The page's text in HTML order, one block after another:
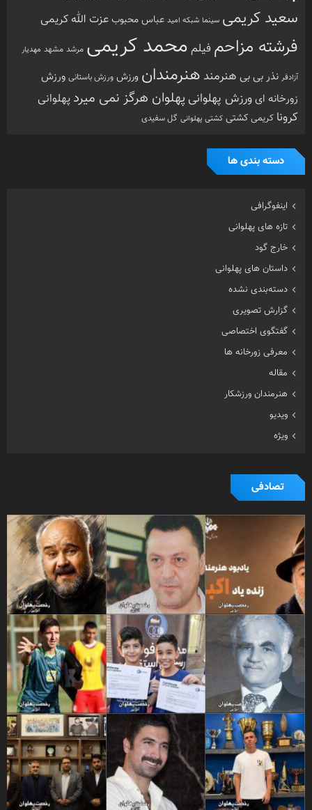
سعید کریمی سینما شبکه امید عباس محبوبعزت الله کریمی
فرشته مزاحمفیلم محمد کریمی مرشد مشهد مهدیار
آزادفر نذر بی بی هنرمند هنرمندان ورزش ورزش باستانی ورزش
زورخانه ای ورزش پهلوانی پهلوان هرگز نمی میرد پهلوانی
کرونا کریمی کشتی کشتی پهلوانی گل سفیدی
دسته بندی ها
اینفوگرافی
تازه های پهلوانی
خارج گود
داستان های پهلوانی
دسته‌بندی نشده
گزارش تصویری
گفتگوی اختصاصی
معرفی زورخانه ها
مقاله
هنرمندان ورزشکار
ویدیو
ویژه
تصادفی